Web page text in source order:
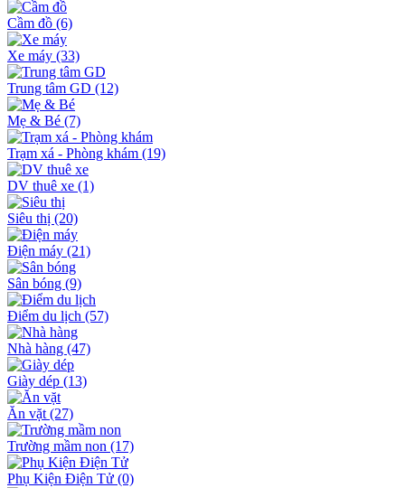
Cầm đồ (6)
Xe máy (33)
Trung tâm GD (12)
Mẹ & Bé (7)
Trạm xá - Phòng khám (19)
DV thuê xe (1)
Siêu thị (20)
Điện máy (21)
Sân bóng (9)
Điểm du lịch (57)
Nhà hàng (47)
Giày dép (13)
Ăn vặt (27)
Trường mầm non (17)
Phụ Kiện Điện Tử (0)